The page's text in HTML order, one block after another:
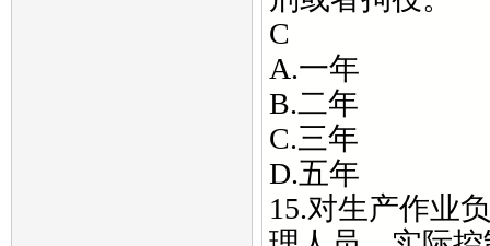
C
A.一年
B.二年
C.三年
D.五年
15.对生产作业